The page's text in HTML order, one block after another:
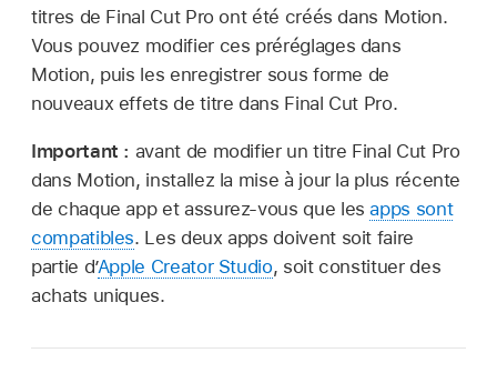
titres de Final Cut Pro ont été créés dans Motion.
Vous pouvez modifier ces préréglages dans
Motion, puis les enregistrer sous forme de
nouveaux effets de titre dans Final Cut Pro.
Important : avant de modifier un titre Final Cut Pro
dans Motion, installez la mise à jour la plus récente
de chaque app et assurez-vous que lesapps sont
compatibles. Les deux apps doivent soit faire
partie d’Apple Creator Studio, soit constituer des
achats uniques.